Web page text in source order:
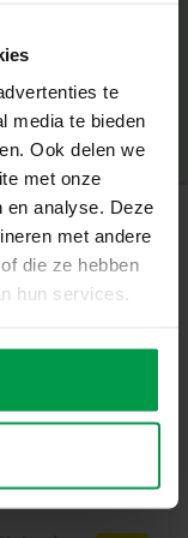
te
media te bieden
Ook delen we
met onze
en analyse. Deze
met andere
die ze hebben
hun services.
de kleurplaten
tekening wat
stickers
van de
bezig zijn,
met de